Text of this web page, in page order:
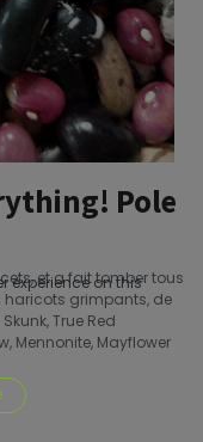
Pole
et a fait tomber tous
haricots grimpants, de
True Red
Mennonite, Mayflower
experience on this